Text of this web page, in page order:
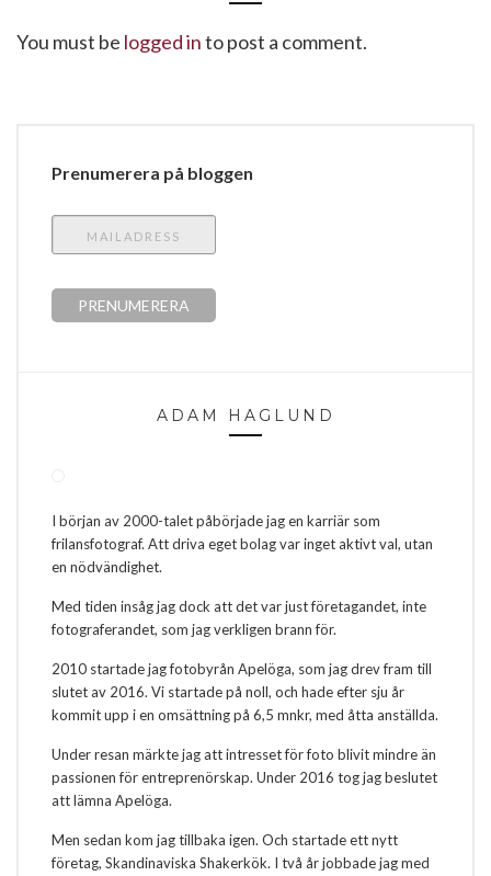
You must be logged into post a comment.
Prenumerera på bloggen
ADAM HAGLUND
I början av 2000-talet påbörjade jag en karriär som
frilansfotograf. Att driva eget bolag var inget aktivt val, utan
en nödvändighet.
Med tiden insåg jag dock att det var just företagandet, inte
fotograferandet, som jag verkligen brann för.
2010 startade jag fotobyrån Apelöga, som jag drev fram till
slutet av 2016. Vi startade på noll, och hade efter sju år
kommit upp i en omsättning på 6,5 mnkr, med åtta anställda.
Under resan märkte jag att intresset för foto blivit mindre än
passionen för entreprenörskap. Under 2016 tog jag beslutet
att lämna Apelöga.
Men sedan kom jag tillbaka igen. Och startade ett nytt
företag, Skandinaviska Shakerkök. I två år jobbade jag med